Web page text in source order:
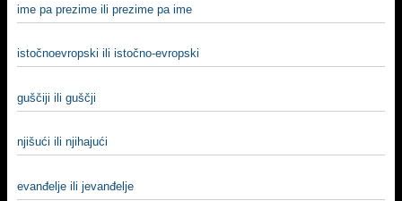
ime pa prezime ili prezime pa ime
istočnoevropski ili istočno-evropski
guščiji ili guščji
njišući ili njihajući
evanđelje ili jevanđelje